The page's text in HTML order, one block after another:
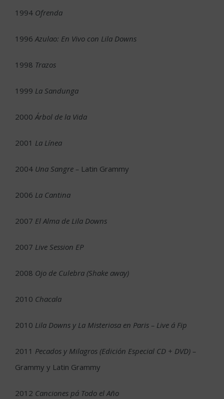
1994 Ofrenda
1996Azulao: En Vivo con Lila Downs
1998 Trazos
1999 La Sandunga
2000Árbol de la Vida
2001 La Línea
2004 Una Sangre – Latin Grammy
2006 La Cantina
2007 El Alma de Lila Downs
2007 Live Session EP
2008 Ojo de Culebra (Shake away)
2010 Chacala
2010 Lila Downs y La Misteriosa en Paris – Live á Fip
2011 Pecados y Milagros (Edición Especial CD + DVD) –
Grammy y Latin Grammy
2012 Canciones pa´ Todo el Año